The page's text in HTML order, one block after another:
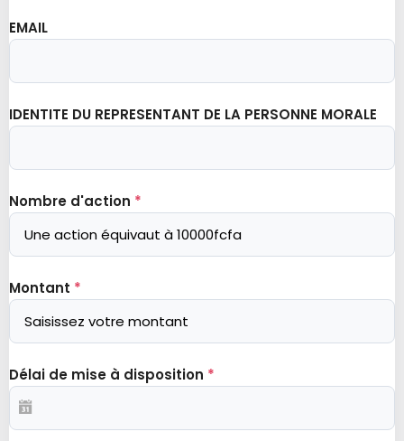
EMAIL
IDENTITE DU REPRESENTANT DE LA PERSONNE MORALE
Nombre d'action *
Montant *
Délai de mise à disposition *